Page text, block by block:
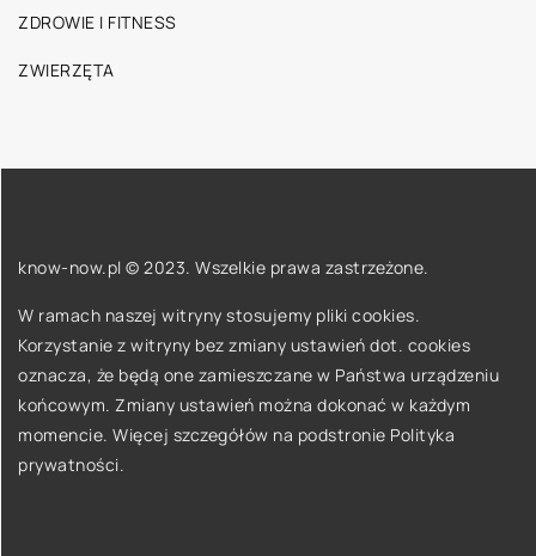
ZDROWIE I FITNESS
ZWIERZĘTA
know-now.pl © 2023. Wszelkie prawa zastrzeżone.
W ramach naszej witryny stosujemy pliki cookies.
Korzystanie z witryny bez zmiany ustawień dot. cookies
oznacza, że będą one zamieszczane w Państwa urządzeniu
końcowym. Zmiany ustawień można dokonać w każdym
momencie. Więcej szczegółów na podstronie Polityka
prywatności.